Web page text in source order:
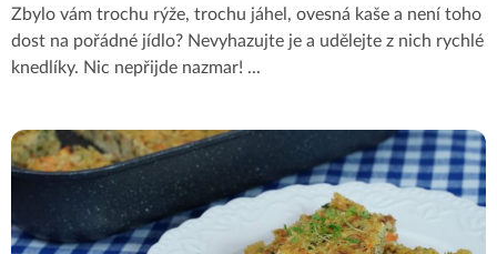
Zbylo vám trochu rýže, trochu jáhel, ovesná kaše a není toho
dost na pořádné jídlo? Nevyhazujte je a udělejte z nich rychlé
knedlíky. Nic nepřijde nazmar! ...